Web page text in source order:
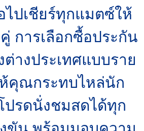
ไปเชียร์ทุกแมตซ์ให้
การเลือกซื้อประกัน
ต่างประเทศแบบราย
คุณกระทบไหล่นัก
ปรดนั่งชมสดได้ทุก